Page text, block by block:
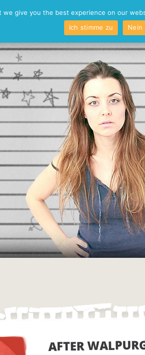
Demo Kontakt
AFTER
we give you the best experience on our
Ich stimme zu
Nein